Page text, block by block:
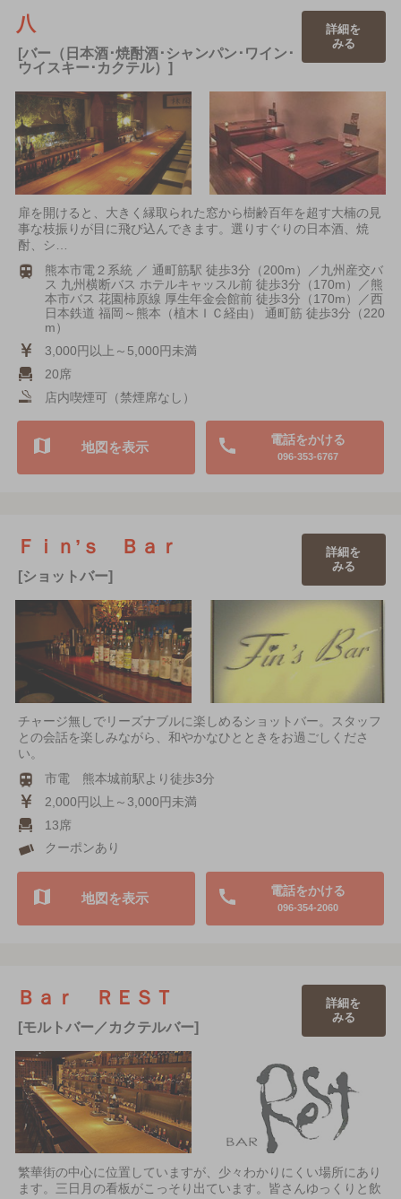
八
[バー（日本酒･焼酎酒･シャンパン･ワイン･
ウイスキー･カクテル）]
詳細を
みる
扉を開けると、大きく縁取られた窓から樹齢百年を超す大楠の見
事な枝振りが目に飛び込んできます。選りすぐりの日本酒、焼
酎、シ…
熊本市電２系統 ／ 通町筋駅 徒歩3分（200m）／九州産交バ
ス 九州横断バス ホテルキャッスル前 徒歩3分（170m）／熊
本市バス 花園柿原線 厚生年金会館前 徒歩3分（170m）／西
日本鉄道 福岡～熊本（植木ＩＣ経由） 通町筋 徒歩3分（220
m）
3,000円以上～5,000円未満
20席
店内喫煙可（禁煙席なし）
電話をかける
096-353-6767
地図を表示
Ｆｉｎ’ｓ Ｂａｒ
[ショットバー]
詳細を
みる
チャージ無しでリーズナブルに楽しめるショットバー。スタッフ
との会話を楽しみながら、和やかなひとときをお過ごしくださ
い。
市電 熊本城前駅より徒歩3分
2,000円以上～3,000円未満
13席
クーポンあり
電話をかける
096-354-2060
地図を表示
Ｂａｒ ＲＥＳＴ
[モルトバー／カクテルバー]
詳細を
みる
繁華街の中心に位置していますが、少々わかりにくい場所にあり
ます。三日月の看板がこっそり出ています。皆さんゆっくりと飲